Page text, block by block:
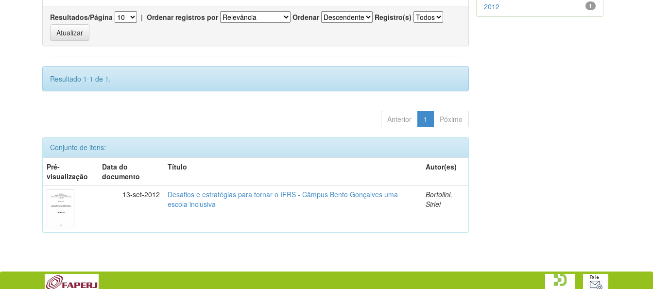
Resultados/Página | Ordenar registros por Ordenar Registro(s)
Resultado 1-1 de 1.
Anterior 1 Póximo
Conjunto de itens:
Pré-
visualização
Data do
documento
Título Autor(es)
13-set-2012
Desafios e estratégias para tornar o IFRS - Câmpus Bento Gonçalves uma
escola inclusiva
Bortolini,
Sirlei
1
2012